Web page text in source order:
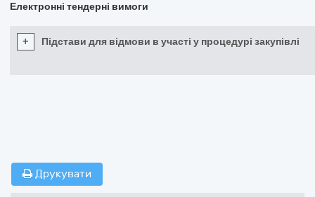
Електронні тендерні вимоги
+ Підстави для відмови в участі у процедурі закупівлі
Друкувати